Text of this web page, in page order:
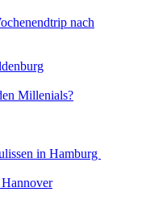
nach
Millenials?
in Hamburg